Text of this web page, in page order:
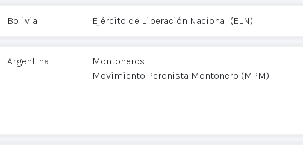
Bolivia Ejército de Liberación Nacional (ELN)
Argentina
Montoneros
Movimiento Peronista Montonero (MPM)